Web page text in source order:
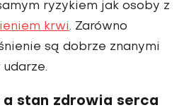
ryzykiem jak osoby z
krwi. Zarówno
są dobrze znanymi
a stan zdrowia serca